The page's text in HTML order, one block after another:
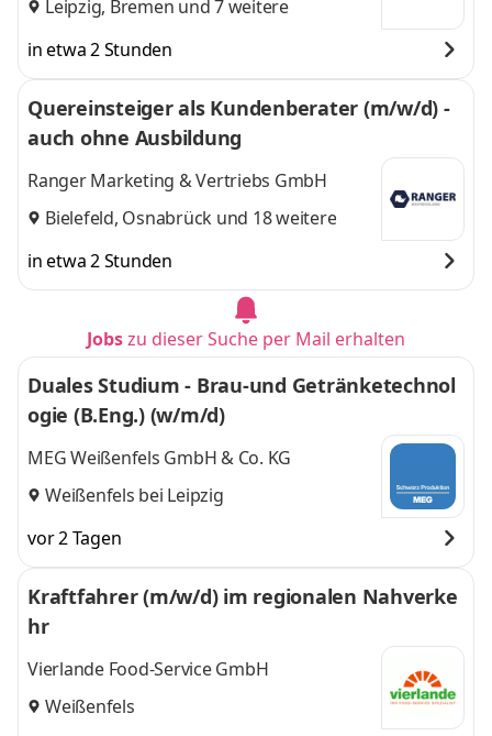
Leipzig, Bremen und 7 weitere
in etwa 2 Stunden
Quereinsteiger als Kundenberater (m/w/d) -
auch ohne Ausbildung
Ranger Marketing & Vertriebs GmbH
Bielefeld, Osnabrück und 18 weitere
in etwa 2 Stunden
Jobszu dieser Suche per Mail erhalten
Duales Studium - Brau-und Getränketechnol
ogie (B.Eng.) (w/m/d)
MEG Weißenfels GmbH & Co. KG
Weißenfels bei Leipzig
vor 2 Tagen
Kraftfahrer (m/w/d) im regionalen Nahverke
hr
Vierlande Food-Service GmbH
Weißenfels